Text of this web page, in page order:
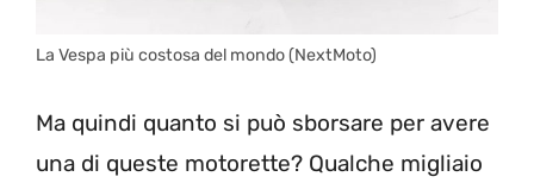
La Vespa più costosa del mondo (NextMoto)
Ma quindi quanto si può sborsare per avere
una di queste motorette? Qualche migliaio